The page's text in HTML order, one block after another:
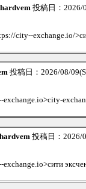
投稿日：
city--exchange.io/
投稿日：2026/08/
exchange.io>city-
投稿日：2026/